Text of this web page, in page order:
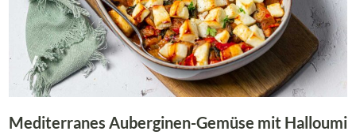
Mediterranes Auberginen-Gemüse mit Halloumi